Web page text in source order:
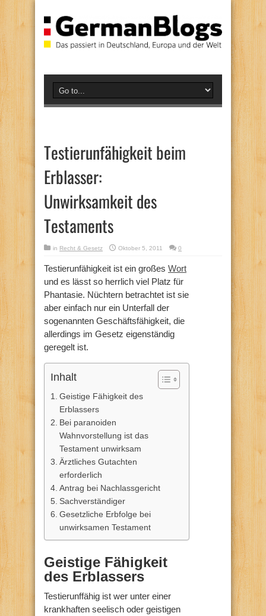
Testierunfähigkeit beim
Erblasser:
Unwirksamkeit des
Testaments
in Recht & Gesetz Oktober 5, 2011 0
Testierunfähigkeit ist ein großes Wort
und es lässt so herrlich viel Platz für
Phantasie. Nüchtern betrachtet ist sie
aber einfach nur ein Unterfall der
sogenannten Geschäftsfähigkeit, die
allerdings im Gesetz eigenständig
geregelt ist.
Inhalt
Geistige Fähigkeit des
Erblassers
Bei paranoiden
Wahnvorstellung ist das
Testament unwirksam
Ärztliches Gutachten
erforderlich
Antrag bei Nachlassgericht
Sachverständiger
Gesetzliche Erbfolge bei
unwirksamen Testament
Geistige Fähigkeit
des Erblassers
Testierunffähig ist wer unter einer
krankhaften seelisch oder geistigen